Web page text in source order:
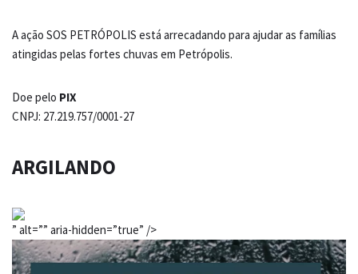
A ação SOS PETRÓPOLIS está arrecadando para ajudar as famílias
atingidas pelas fortes chuvas em Petrópolis.
Doe pelo PIX
CNPJ: 27.219.757/0001-27
ARGILANDO
” alt=”” aria-hidden=”true” />